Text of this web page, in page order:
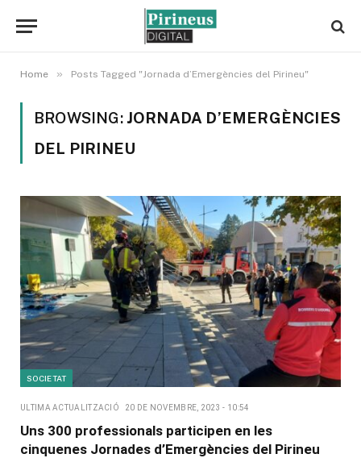
Home » Posts Tagged "Jornada d’Emergències del Pirineu"
BROWSING: JORNADA D’EMERGÈNCIES
DEL PIRINEU
SOCIETAT
ULTIMA ACTUALITZACIÓ 20 DE NOVEMBRE, 2023 - 10:54
Uns 300 professionals participen en les
cinquenes Jornades d’Emergències del Pirineu